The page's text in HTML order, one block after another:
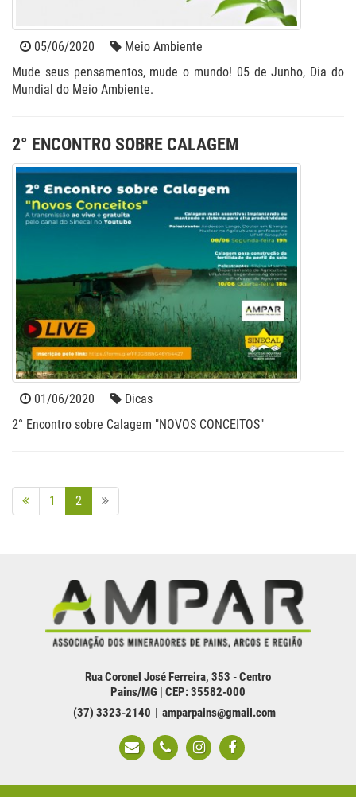
05/06/2020
Meio Ambiente
Mude seus pensamentos, mude o mundo! 05 de Junho, Dia do
Mundial do Meio Ambiente.
2° ENCONTRO SOBRE CALAGEM
01/06/2020
Dicas
2° Encontro sobre Calagem "NOVOS CONCEITOS"
1 2
Rua Coronel José Ferreira, 353 - Centro
Pains/MG | CEP: 35582-000
(37) 3323-2140
amparpains@gmail.com